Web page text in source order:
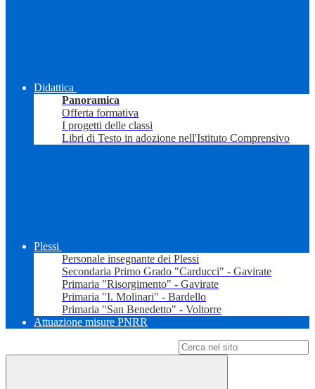
Didattica
Panoramica
Offerta formativa
I progetti delle classi
Libri di Testo in adozione nell'Istituto Comprensivo
Plessi
Personale insegnante dei Plessi
Secondaria Primo Grado "Carducci" - Gavirate
Primaria "Risorgimento" - Gavirate
Primaria "I. Molinari" - Bardello
Primaria "San Benedetto" - Voltorre
Attuazione misure PNRR